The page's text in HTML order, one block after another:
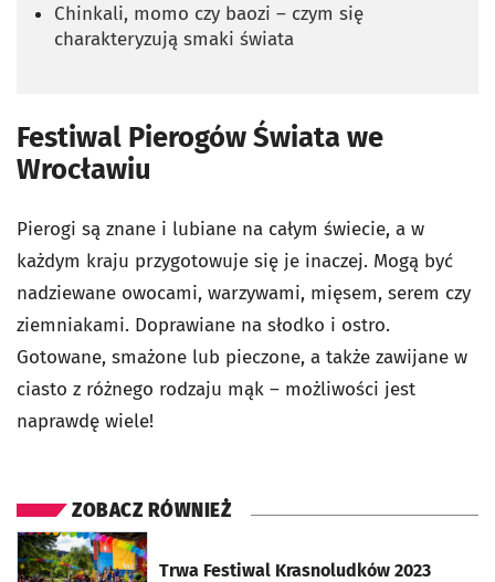
Chinkali, momo czy baozi – czym się
charakteryzują smaki świata
Festiwal Pierogów Świata we
Wrocławiu
Pierogi są znane i lubiane na całym świecie, a w
każdym kraju przygotowuje się je inaczej. Mogą być
nadziewane owocami, warzywami, mięsem, serem czy
ziemniakami. Doprawiane na słodko i ostro.
Gotowane, smażone lub pieczone, a także zawijane w
ciasto z różnego rodzaju mąk – możliwości jest
naprawdę wiele!
ZOBACZ RÓWNIEŻ
Trwa Festiwal Krasnoludków 2023
otworzy się w nowej karcie